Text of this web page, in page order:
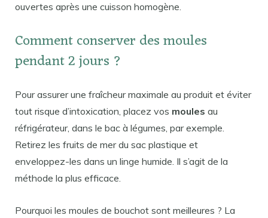
ouvertes après une cuisson homogène.
Comment conserver des moules
pendant 2 jours ?
Pour assurer une fraîcheur maximale au produit et éviter
tout risque d’intoxication, placez vos moules au
réfrigérateur, dans le bac à légumes, par exemple.
Retirez les fruits de mer du sac plastique et
enveloppez-les dans un linge humide. Il s’agit de la
méthode la plus efficace.
Pourquoi les moules de bouchot sont meilleures ? La